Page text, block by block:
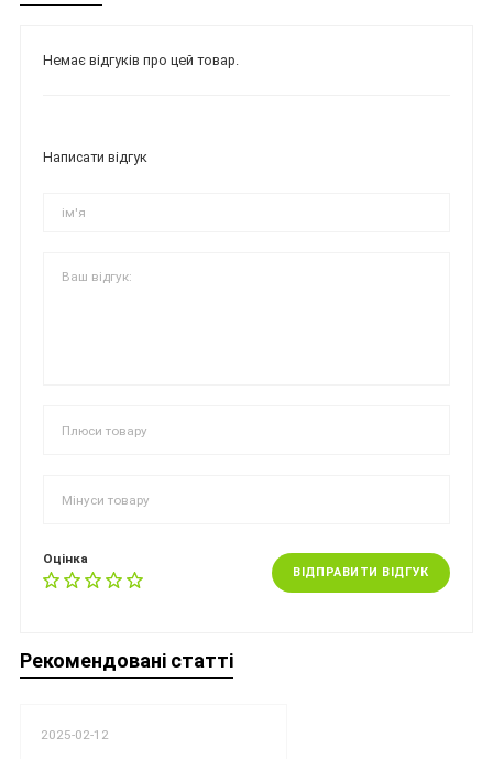
Немає відгуків про цей товар.
Написати відгук
Оцінка
ВІДПРАВИТИ ВІДГУК
Рекомендовані статті
2025-02-12